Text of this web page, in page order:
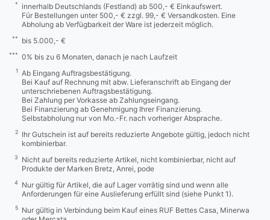
*
innerhalb Deutschlands (Festland) ab 500,- € Einkaufswert.
Für Bestellungen unter 500,- € zzgl. 99,- € Versandkosten. Eine
Abholung ab Verfügbarkeit der Ware ist jederzeit möglich.
** bis 5.000,- €
*** 0% bis zu 6 Monaten, danach je nach Laufzeit
1
Ab Eingang Auftragsbestätigung.
Bei Kauf auf Rechnung mit abw. Lieferanschrift ab Eingang der
unterschriebenen Auftragsbestätigung.
Bei Zahlung per Vorkasse ab Zahlungseingang.
Bei Finanzierung ab Genehmigung Ihrer Finanzierung.
Selbstabholung nur von Mo.-Fr. nach vorheriger Absprache.
2
Ihr Gutschein ist auf bereits reduzierte Angebote gültig, jedoch nicht
kombinierbar.
3
Nicht auf bereits reduzierte Artikel, nicht kombinierbar, nicht auf
Produkte der Marken Bretz, Anrei, pode
4
Nur gültig für Artikel, die auf Lager vorrätig sind und wenn alle
Anforderungen für eine Auslieferung erfüllt sind (siehe Punkt 1).
5
Nur gültig in Verbindung beim Kauf eines RUF Bettes Casa, Minerwa